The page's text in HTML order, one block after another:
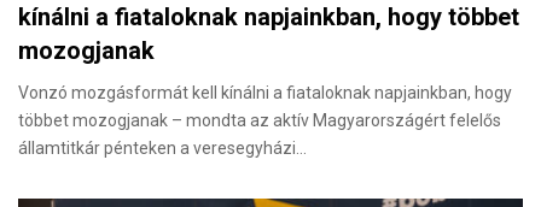
kínálni a fiataloknak napjainkban, hogy többet
mozogjanak
Vonzó mozgásformát kell kínálni a fiataloknak napjainkban, hogy
többet mozogjanak – mondta az aktív Magyarországért felelős
államtitkár pénteken a veresegyházi…